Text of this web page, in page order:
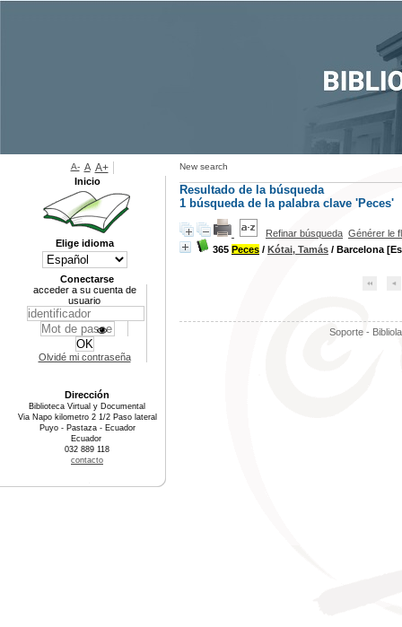
New search
Resultado de la búsqueda
1 búsqueda de la palabra clave 'Peces'
Refinar búsqueda Générer le
365 Peces / Kótai, Tamás / Barcelona
Soporte -
A- A A+
Inicio
Elige idioma
Conectarse
acceder a su cuenta de
usuario
Olvidé mi contraseña
Dirección
Biblioteca Virtual y Documental
Via Napo kilometro 2 1/2 Paso lateral
Puyo - Pastaza - Ecuador
Ecuador
032 889 118
contacto